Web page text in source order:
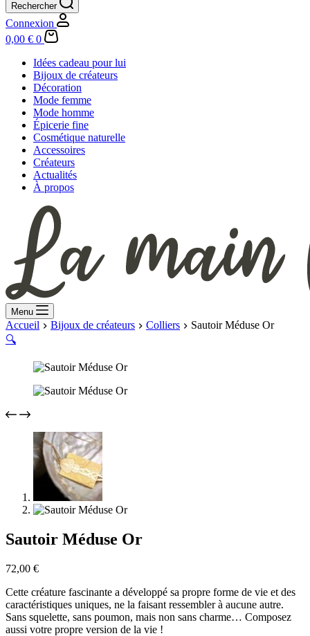
Rechercher
Connexion
Panier
d’achat
0,00 € 0
Idées cadeau pour lui
Bijoux de créateurs
Décoration
Mode femme
Mode homme
Épicerie fine
Cosmétique naturelle
Accessoires
Créateurs
Actualités
À propos
Menu
Accueil Bijoux de créateurs Colliers
Sautoir Méduse Or
🔍
Sautoir Méduse Or
72,00 €
Cette créature fascinante a développé sa propre forme de vie et des
caractéristiques uniques, ne la faisant ressembler à aucune autre.
Sans squelette, sans poumon, mais non sans charme… Composez
aussi votre propre version de la vie !